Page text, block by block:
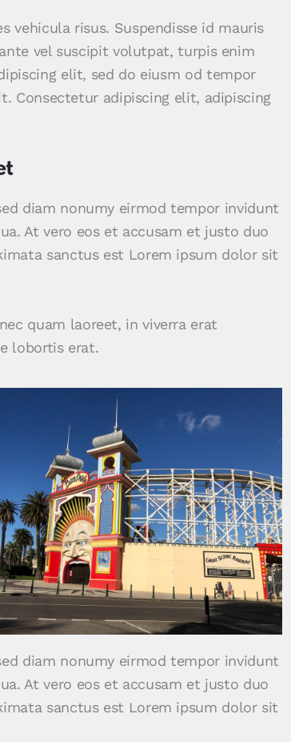
vehicula risus. Suspendisse id mauris
vel suscipit volutpat, turpis enim
elit, sed do eiusm od tempor
Consectetur adipiscing elit, adipiscing
diam nonumy eirmod tempor invidunt
At vero eos et accusam et justo duo
sanctus est Lorem ipsum dolor sit
quam laoreet, in viverra erat
lobortis erat.
diam nonumy eirmod tempor invidunt
At vero eos et accusam et justo duo
sanctus est Lorem ipsum dolor sit